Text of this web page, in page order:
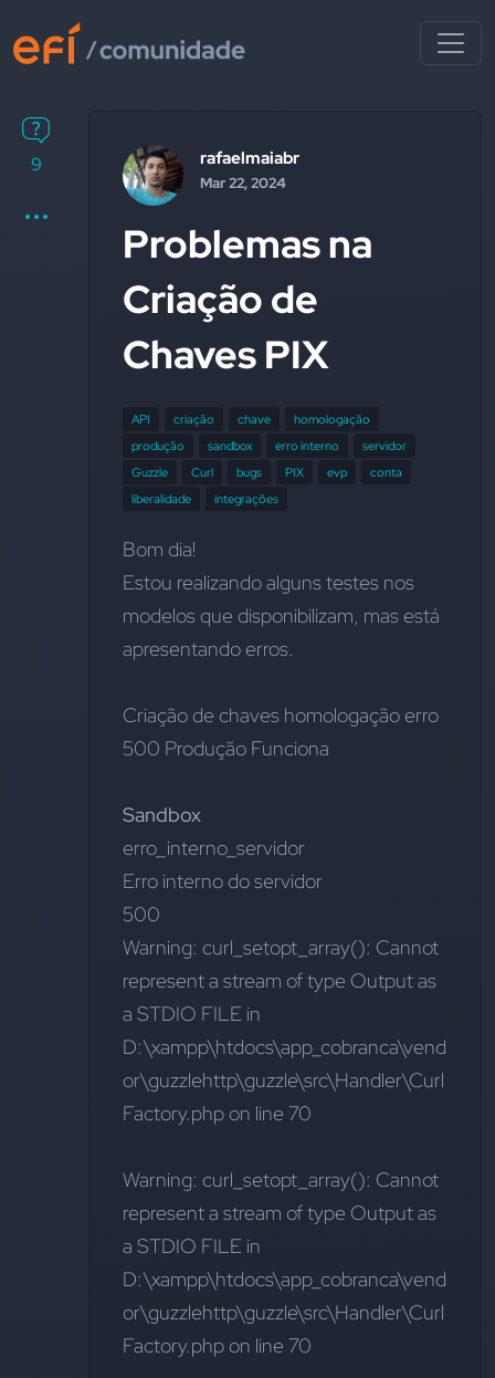
9 rafaelmaiabr
Mar 22, 2024
Problemas na
Criação de
Chaves PIX
API criação chave
homologação
produção
sandbox erro interno
servidor
Guzzle
Curl bugs PIX evp
conta
liberalidade
integrações
Bom dia!
Estou realizando alguns testes nos
modelos que disponibilizam, mas está
apresentando erros.
Criação de chaves homologação erro
500 Produção Funciona
Sandbox
erro_interno_servidor
Erro interno do servidor
500
Warning: curl_setopt_array(): Cannot
represent a stream of type Output as
a STDIO FILE in
D:\xampp\htdocs\app_cobranca\vend
or\guzzlehttp\guzzle\src\Handler\Curl
Factory.php on line 70
Warning: curl_setopt_array(): Cannot
represent a stream of type Output as
a STDIO FILE in
D:\xampp\htdocs\app_cobranca\vend
or\guzzlehttp\guzzle\src\Handler\Curl
Factory.php on line 70